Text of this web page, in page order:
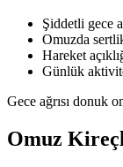
Şiddetli gece
Omuzda
Hareket
Günlük
Gece ağrısı donuk
Omuz